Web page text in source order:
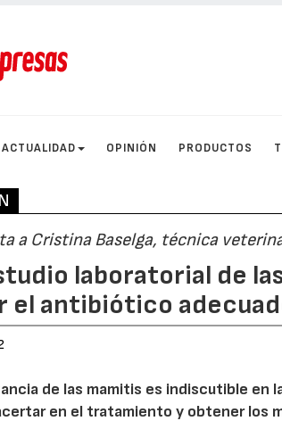
ACTUALIDAD OPINIÓN PRODUCTOS
a Cristina Baselga, técnica
laboratorial de
el antibiótico
de las mamitis es indiscutible en
en el tratamiento y obtener los